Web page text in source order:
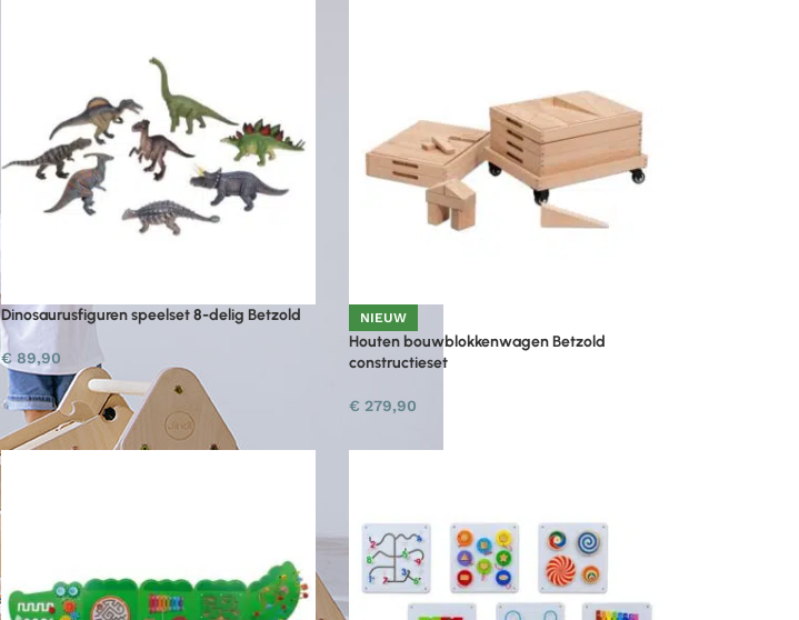
Dinosaurusfiguren speelset 8-delig Betzold
€ 89,90
NIEUW
Houten bouwblokkenwagen Betzold
constructieset
€ 279,90